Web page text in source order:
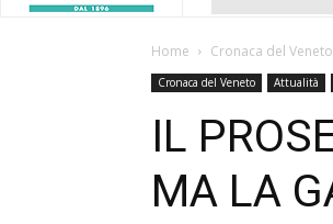
Home Cronaca del Veneto
Cronaca del Veneto Attualità
IL
MA LA